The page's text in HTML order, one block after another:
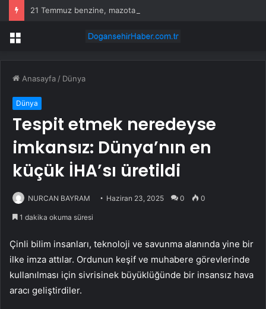
Menü
Anasayfa / Dünya
Dünya
Tespit etmek neredeyse
imkansız: Dünya’nın en
küçük İHA’sı üretildi
NURCAN BAYRAM Haziran 23, 2025 0 0
1 dakika okuma süresi
Çinli bilim insanları, teknoloji ve savunma alanında yine bir
ilke imza attılar. Ordunun keşif ve muhabere görevlerinde
kullanılması için sivrisinek büyüklüğünde bir insansız hava
aracı geliştirdiler.